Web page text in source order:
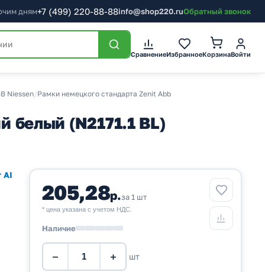
дням+7 (499) 220-88-88info@shop220.ruОбратный звонок
СравнениеИзбранноеКорзинаВойти
Niessen/Рамки немецкого стандарта Zenit Abb
белый (N2171.1 BL)
AI
205,28р.за 1 шт
* цена указана с учетом НДС.
Наличие
− + шт